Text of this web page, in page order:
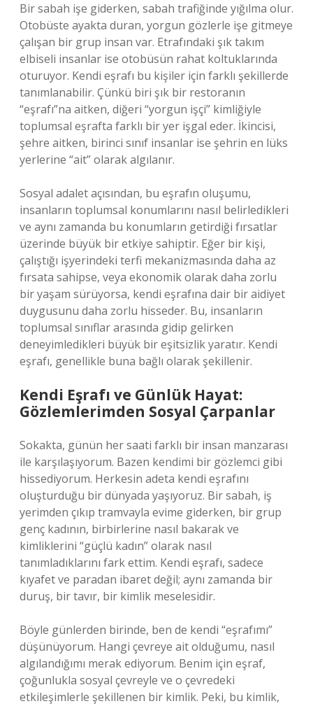
Bir sabah işe giderken, sabah trafiğinde yığılma olur.
Otobüste ayakta duran, yorgun gözlerle işe gitmeye
çalışan bir grup insan var. Etrafındaki şık takım
elbiseli insanlar ise otobüsün rahat koltuklarında
oturuyor. Kendi eşrafı bu kişiler için farklı şekillerde
tanımlanabilir. Çünkü biri şık bir restoranın
“eşrafı”na aitken, diğeri “yorgun işçi” kimliğiyle
toplumsal eşrafta farklı bir yer işgal eder. İkincisi,
şehre aitken, birinci sınıf insanlar ise şehrin en lüks
yerlerine “ait” olarak algılanır.
Sosyal adalet açısından, bu eşrafın oluşumu,
insanların toplumsal konumlarını nasıl belirledikleri
ve aynı zamanda bu konumların getirdiği fırsatlar
üzerinde büyük bir etkiye sahiptir. Eğer bir kişi,
çalıştığı işyerindeki terfi mekanizmasında daha az
fırsata sahipse, veya ekonomik olarak daha zorlu
bir yaşam sürüyorsa, kendi eşrafına dair bir aidiyet
duygusunu daha zorlu hisseder. Bu, insanların
toplumsal sınıflar arasında gidip gelirken
deneyimledikleri büyük bir eşitsizlik yaratır. Kendi
eşrafı, genellikle buna bağlı olarak şekillenir.
Kendi Eşrafı ve Günlük Hayat:
Gözlemlerimden Sosyal Çarpanlar
Sokakta, günün her saati farklı bir insan manzarası
ile karşılaşıyorum. Bazen kendimi bir gözlemci gibi
hissediyorum. Herkesin adeta kendi eşrafını
oluşturduğu bir dünyada yaşıyoruz. Bir sabah, iş
yerimden çıkıp tramvayla evime giderken, bir grup
genç kadının, birbirlerine nasıl bakarak ve
kimliklerini “güçlü kadın” olarak nasıl
tanımladıklarını fark ettim. Kendi eşrafı, sadece
kıyafet ve paradan ibaret değil; aynı zamanda bir
duruş, bir tavır, bir kimlik meselesidir.
Böyle günlerden birinde, ben de kendi “eşrafımı”
düşünüyorum. Hangi çevreye ait olduğumu, nasıl
algılandığımı merak ediyorum. Benim için eşraf,
çoğunlukla sosyal çevreyle ve o çevredeki
etkileşimlerle şekillenen bir kimlik. Peki, bu kimlik,